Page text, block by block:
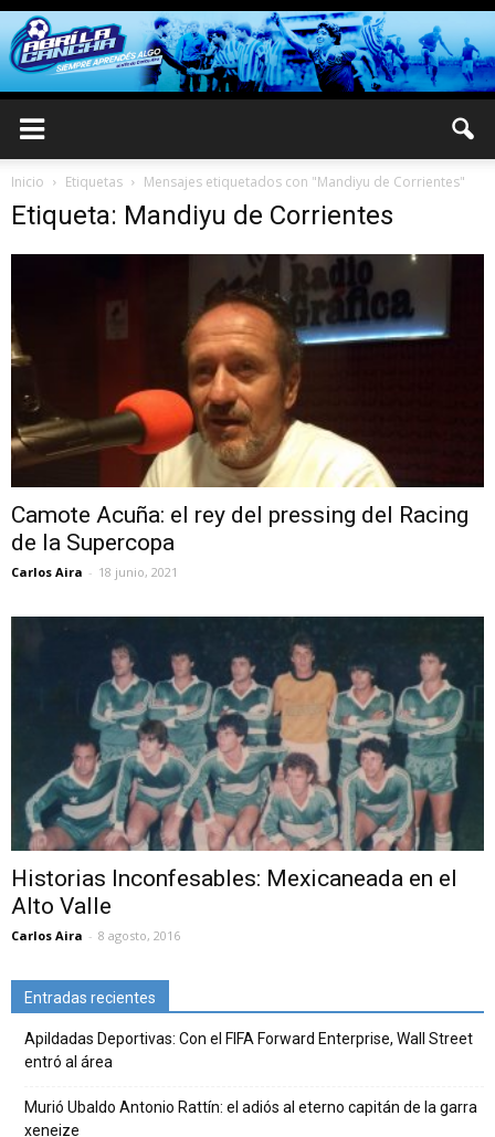
Inicio Etiquetas Mensajes etiquetados con "Mandiyu de Corrientes"
Etiqueta: Mandiyu de Corrientes
Camote Acuña: el rey del pressing del Racing
de la Supercopa
Carlos Aira - 18 junio, 2021
Historias Inconfesables: Mexicaneada en el
Alto Valle
Carlos Aira - 8 agosto, 2016
Entradas recientes
Apildadas Deportivas: Con el FIFA Forward Enterprise, Wall Street
entró al área
Murió Ubaldo Antonio Rattín: el adiós al eterno capitán de la garra
xeneize